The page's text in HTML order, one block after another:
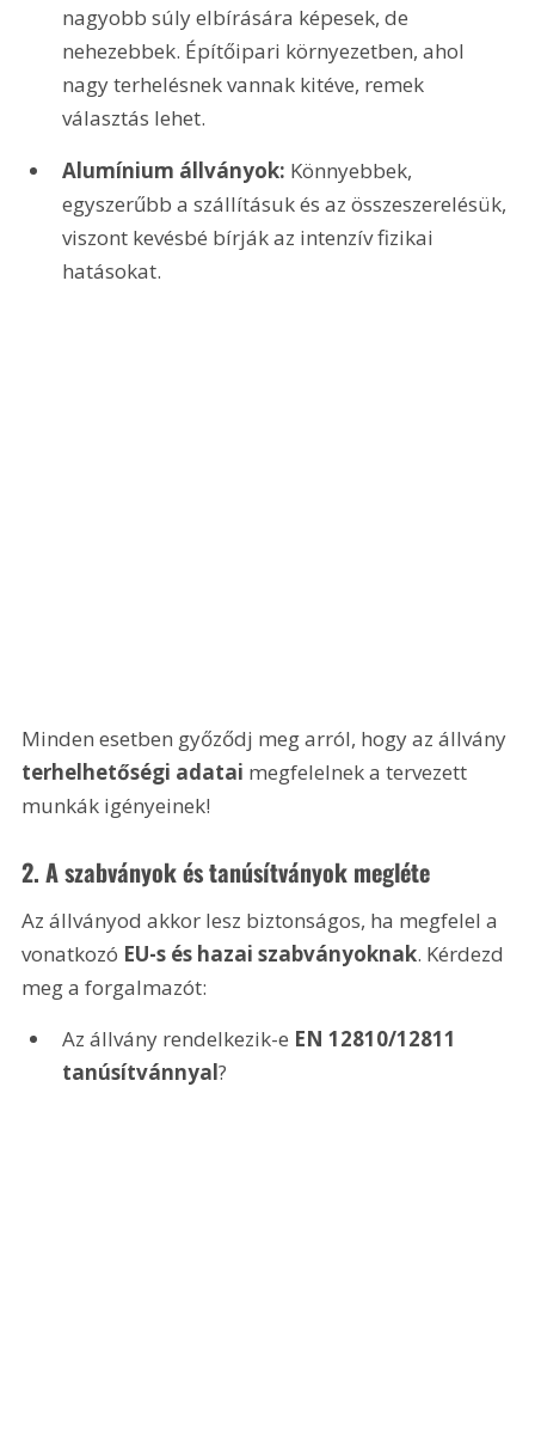
nagyobb súly elbírására képesek, de
nehezebbek. Építőipari környezetben, ahol
nagy terhelésnek vannak kitéve, remek
választás lehet.
Alumínium állványok: Könnyebbek,
egyszerűbb a szállításuk és az összeszerelésük,
viszont kevésbé bírják az intenzív fizikai
hatásokat.
Minden esetben győződj meg arról, hogy az állvány
terhelhetőségi adatai megfelelnek a tervezett
munkák igényeinek!
2. A szabványok és tanúsítványok megléte
Az állványod akkor lesz biztonságos, ha megfelel a
vonatkozó EU-s és hazai szabványoknak. Kérdezd
meg a forgalmazót:
Az állvány rendelkezik-e EN 12810/12811
tanúsítvánnyal?